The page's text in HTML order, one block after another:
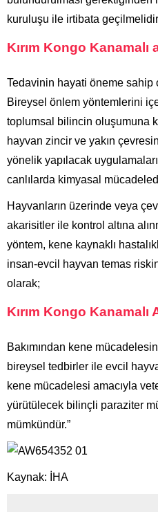
kuruluşu ile irtibata
Kırım Kongo
Tedavinin hayati öneme sahip
Bireysel önlem yöntemlerini
toplumsal bilincin oluşumuna
hayvan zincir ve yakın
yönelik yapılacak
canlılarda kimyasal
Hayvanların üzerinde veya
akarisitler ile kontrol altına
yöntem, kene kaynaklı
insan-evcil hayvan temas
olarak;
Kırım Kongo Kanamalı
Bakımından kene
bireysel tedbirler ile evcil
kene mücadelesi amacıyla
yürütülecek bilinçli paraziter
mümkündür.”
Kaynak: İHA